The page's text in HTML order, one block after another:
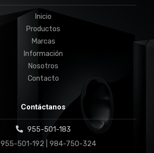
Inicio
Productos
Marcas
Información
Nosotros
Contacto
Contáctanos
955-501-183
955-501-192 | 984-750-324